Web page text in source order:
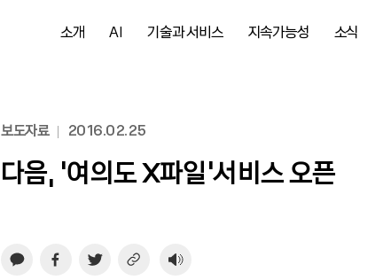
소개 AI 기술과 서비스 지속가능성 소식
보도자료 2016.02.25
다음, ‘여의도 X파일’서비스 오픈